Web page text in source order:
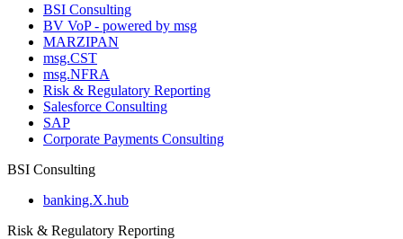
BSI Consulting
BV VoP - powered by msg
MARZIPAN
msg.CST
msg.NFRA
Risk & Regulatory Reporting
Salesforce Consulting
SAP
Corporate Payments Consulting
BSI Consulting
banking.X.hub
Risk & Regulatory Reporting